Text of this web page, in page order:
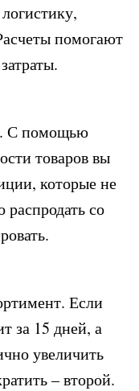
помогают
С помощью
товаров вы
которые не
со
Если
за 15 дней, а
увеличить
– второй.